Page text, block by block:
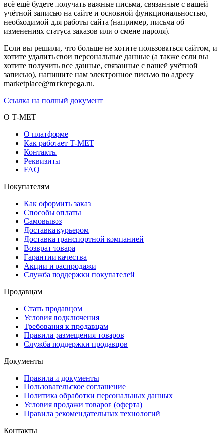
всё ещё будете получать важные письма, связанные с вашей
учётной записью на сайте и основной функциональностью,
необходимой для работы сайта (например, письма об
изменениях статуса заказов или о смене пароля).
Если вы решили, что больше не хотите пользоваться сайтом, и
хотите удалить свои персональные данные (а также если вы
хотите получить все данные, связанные с вашей учётной
записью), напишите нам электронное письмо по адресу
marketplace@mirkrepega.ru.
Ссылка на полный документ
О Т-МЕТ
О платформе
Как работает Т-МЕТ
Контакты
Реквизиты
FAQ
Покупателям
Как оформить заказ
Способы оплаты
Самовывоз
Доставка курьером
Доставка транспортной компанией
Возврат товара
Гарантии качества
Акции и распродажи
Служба поддержки покупателей
Продавцам
Стать продавцом
Условия подключения
Требования к продавцам
Правила размещения товаров
Служба поддержки продавцов
Документы
Правила и документы
Пользовательское соглашение
Политика обработки персональных данных
Условия продажи товаров (оферта)
Правила рекомендательных технологий
Контакты